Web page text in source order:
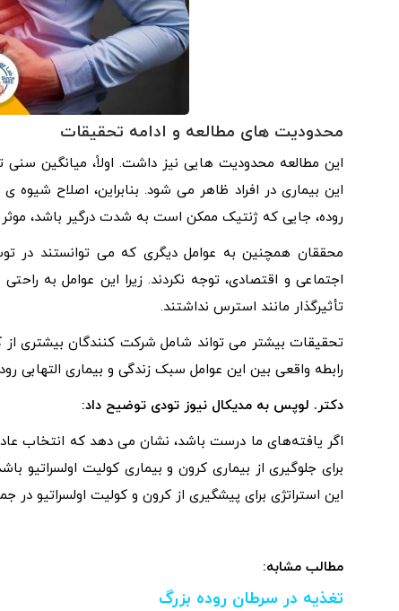
محدودیت های مطالعه و ادامه تحقیقات
این مطالعه محدودیت هایی نیز داشت. اولاً، میانگین
این بیماری در افراد ظاهر می شود. بنابراین، اصلاح
روده، جایی که ژنتیک ممکن است به شدت درگیر باشد، موثر
محققان همچنین به عوامل دیگری که می‌ توانستند در
اجتماعی و اقتصادی، توجه نکردند. زیرا این عوامل به
تأثیرگذار مانند استرس نداشتند.
تحقیقات بیشتر می تواند شامل شرکت کنندگان بیشتری
رابطه واقعی بین این عوامل سبک زندگی و بیماری التهابی
دکتر. لوپس به مدیکال نیوز تودی توضیح داد:
اگر یافته‌های ما درست باشد، نشان می‌ دهد که انتخاب
برای جلوگیری از بیماری کرون و بیماری کولیت اولسراتیو
این استراتژی برای پیشگیری از کرون و کولیت اولسراتیو
مطالب مشابه:
تغذیه در سرطان روده بزرگ